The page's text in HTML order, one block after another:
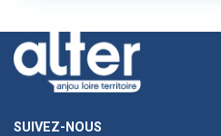
SUIVEZ-NOUS